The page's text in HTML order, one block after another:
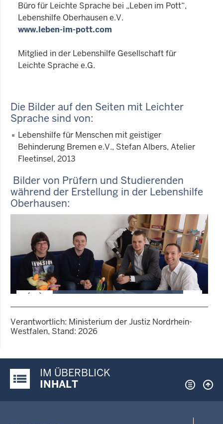
Büro für Leichte Sprache bei „Leben im Pott“,
Lebenshilfe Oberhausen e.V.
www.leben-im-pott.com
Mitglied in der Lebenshilfe Gesellschaft für
Leichte Sprache e.G.
Die Bilder auf den Seiten mit Leichter
Sprache sind von:
Lebenshilfe für Menschen mit geistiger
Behinderung Bremen e.V., Stefan Albers, Atelier
Fleetinsel, 2013
Bilder von Prüfern und Studierenden
während der Erstellung in der Lebenshilfe
Oberhausen:
GALERIE
Oberhausen mit Studierenden
und Herrn Schlaak (Dozent
FHR)
Verantwortlich: Ministerium der Justiz Nordrhein-
Westfalen, Stand: 2026
Justiz-Portal im Überblick:
IM ÜBERBLICK
INHALT